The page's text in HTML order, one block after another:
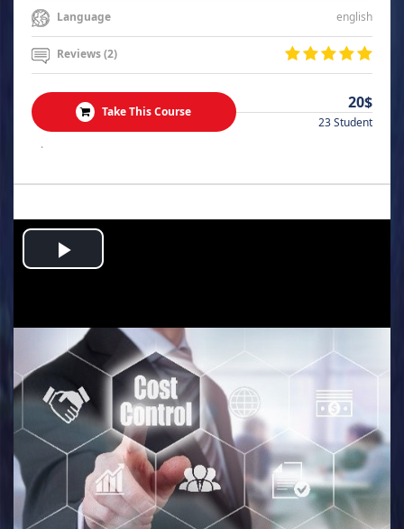
Language english
Reviews (2)
Take This Course 20$
23 Student
.
Play